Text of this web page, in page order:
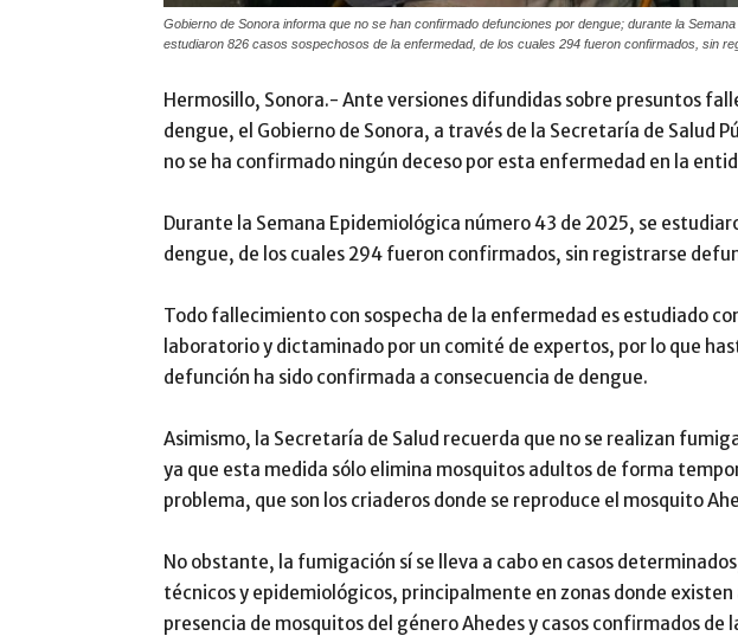
Gobierno de Sonora informa que no se han confirmado defunciones por dengue; durante la
estudiaron 826 casos sospechosos de la enfermedad, de los cuales 294 fueron confirmados, sin
Hermosillo, Sonora.- Ante versiones difundidas sobre presuntos
dengue, el Gobierno de Sonora, a través de la Secretaría de Salud
no se ha confirmado ningún deceso por esta enfermedad en la
Durante la Semana Epidemiológica número 43 de 2025, se
dengue, de los cuales 294 fueron confirmados, sin registrarse
Todo fallecimiento con sospecha de la enfermedad es estudiado
laboratorio y dictaminado por un comité de expertos, por lo que
defunción ha sido confirmada a consecuencia de dengue.
Asimismo, la Secretaría de Salud recuerda que no se realizan
ya que esta medida sólo elimina mosquitos adultos de forma
problema, que son los criaderos donde se reproduce el mosquito
No obstante, la fumigación sí se lleva a cabo en casos
técnicos y epidemiológicos, principalmente en zonas donde existen
presencia de mosquitos del género Ahedes y casos confirmados de